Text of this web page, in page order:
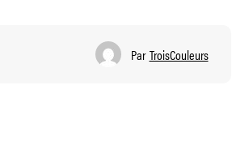
Par TroisCouleurs